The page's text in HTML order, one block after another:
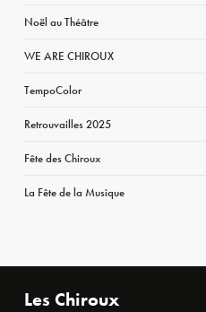
Noël au Théâtre
WE ARE CHIROUX
TempoColor
Retrouvailles 2025
Fête des Chiroux
La Fête de la Musique
Les Chiroux